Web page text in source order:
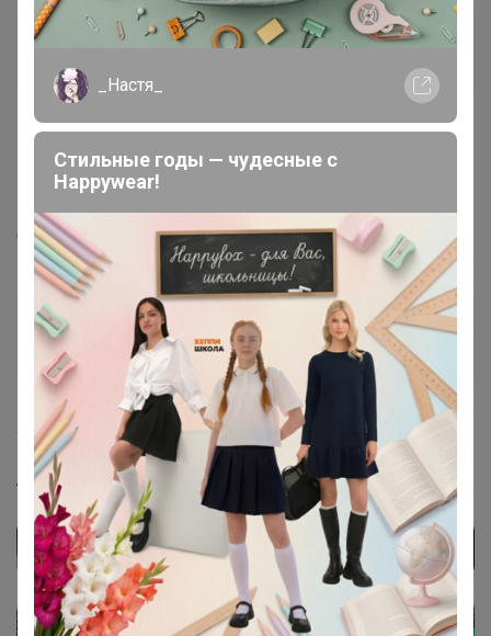
Alisan
19 июля, 2022 22:43
Glamkat, скажите пожалуйста когда ждём закупку? 9
дней прошло уже
Glamkat
Золотой организатор
20 июля, 2022 09:06
Alisan , в пятницу по цр
_Настя_
Стильные годы — чудесные с
Happywear!